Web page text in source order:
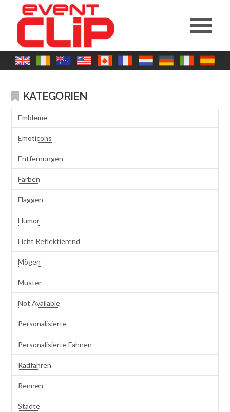
KATEGORIEN
Embleme
Emoticons
Entfernungen
Farben
Flaggen
Humor
Licht Reflektierend
Mögen
Muster
Not Available
Personalisierte
Personalisierte Fahnen
Radfahren
Rennen
Städte